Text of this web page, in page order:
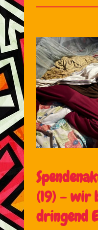
(19) – wir
dringend